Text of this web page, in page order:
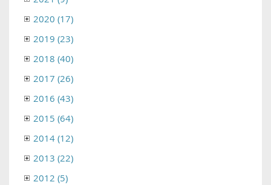
2020 (17)
2019 (23)
2018 (40)
2017 (26)
2016 (43)
2015 (64)
2014 (12)
2013 (22)
2012 (5)